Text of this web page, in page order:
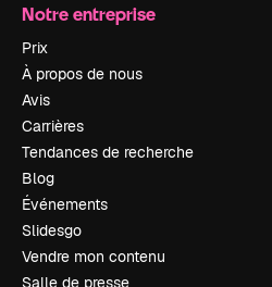
Notre entreprise
Prix
À propos de nous
Avis
Carrières
Tendances de recherche
Blog
Événements
Slidesgo
Vendre mon contenu
Salle de presse